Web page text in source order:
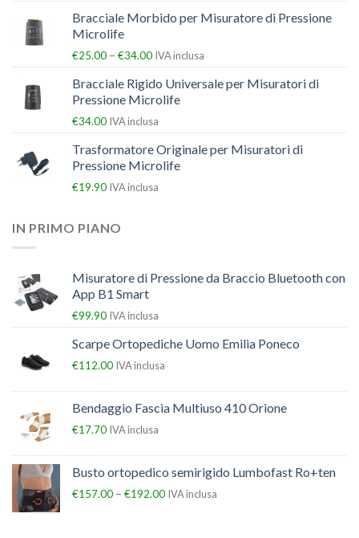
Bracciale Morbido per Misuratore di Pressione
Microlife
€25.00 – €34.00 IVA inclusa
Bracciale Rigido Universale per Misuratori di
Pressione Microlife
€34.00 IVA inclusa
Trasformatore Originale per Misuratori di
Pressione Microlife
€19.90 IVA inclusa
IN PRIMO PIANO
Misuratore di Pressione da Braccio Bluetooth con
App B1 Smart
€99.90 IVA inclusa
Scarpe Ortopediche Uomo Emilia Poneco
€112.00 IVA inclusa
Bendaggio Fascia Multiuso 410 Orione
€17.70 IVA inclusa
Busto ortopedico semirigido Lumbofast Ro+ten
€157.00 – €192.00 IVA inclusa